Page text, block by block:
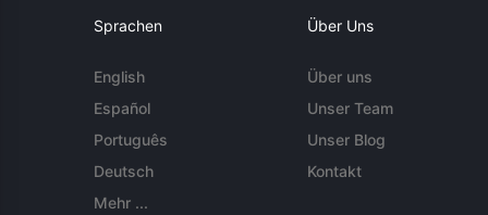
Sprachen
English
Español
Português
Deutsch
Mehr ...
Über Uns
Über uns
Unser Team
Unser Blog
Kontakt